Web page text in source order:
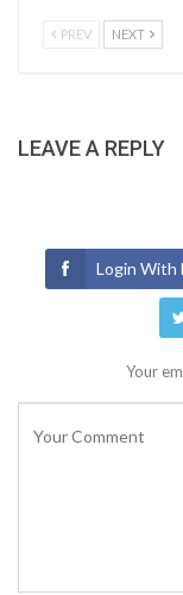
PREV NEXT
LEAVE A REPLY
Login With
Your